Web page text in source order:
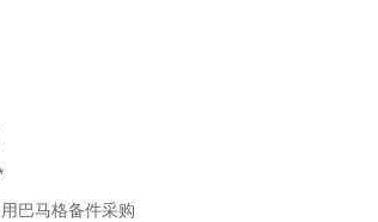
巴马格备件采购